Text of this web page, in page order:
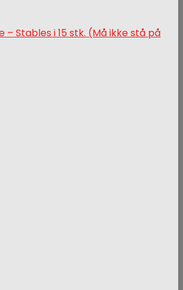
– Stables i 15 stk. (Må ikke stå på